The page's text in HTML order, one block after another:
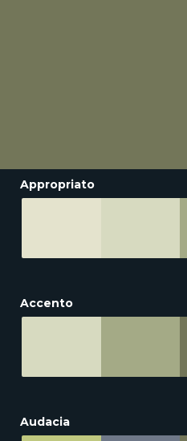
Appropriato
Accento
Audacia